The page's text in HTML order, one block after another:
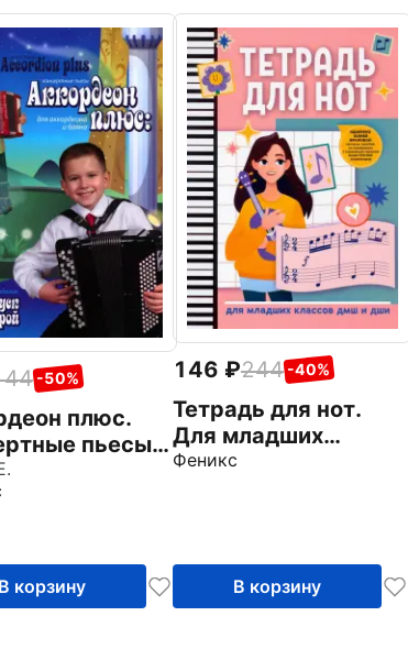
-50%
плюс.
пьесы
и
Выпуск 2
В корзину
146 244 -40%
Тетрадь для нот.
Для младших
классов ДМШ и
Феникс
В корзину